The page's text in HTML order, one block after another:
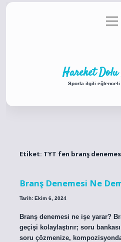
Gizlilik
aç
Hareket
Sporla ilgili
Etiket: TYT fen branş
Branş Denemesi Ne
Tarih: Ekim 6, 2024
Branş denemesi ne işe yarar?
geçişi kolaylaştırır; soru
soru çözmenize,